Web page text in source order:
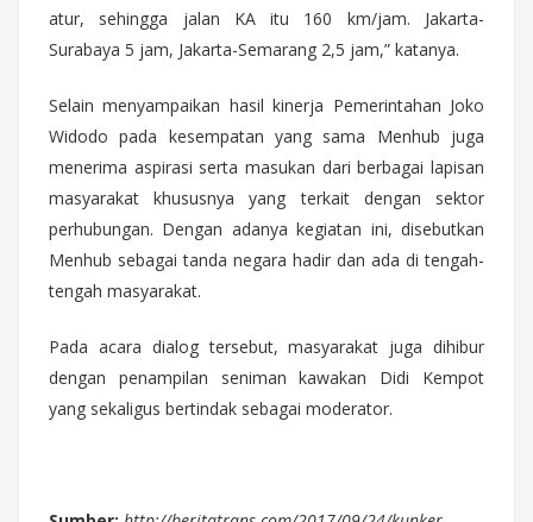
atur, sehingga jalan KA itu 160 km/jam. Jakarta-
Surabaya 5 jam, Jakarta-Semarang 2,5 jam,” katanya.
Selain menyampaikan hasil kinerja Pemerintahan Joko
Widodo pada kesempatan yang sama Menhub juga
menerima aspirasi serta masukan dari berbagai lapisan
masyarakat khususnya yang terkait dengan sektor
perhubungan. Dengan adanya kegiatan ini, disebutkan
Menhub sebagai tanda negara hadir dan ada di tengah-
tengah masyarakat.
Pada acara dialog tersebut, masyarakat juga dihibur
dengan penampilan seniman kawakan Didi Kempot
yang sekaligus bertindak sebagai moderator.